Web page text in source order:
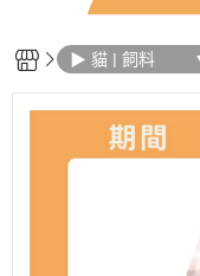
巔峰 法米納
▶ 貓 | 飼料